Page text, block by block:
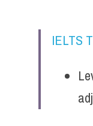
IELTS
adj